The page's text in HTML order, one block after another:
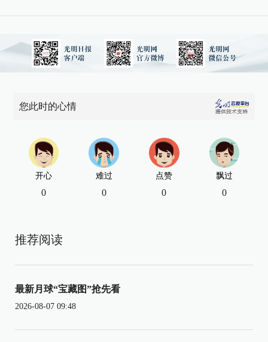
您此时的心情
开心
0
难过
0
点赞
0
飘过
0
推荐阅读
最新月球“宝藏图”抢先看
2026-08-07 09:48